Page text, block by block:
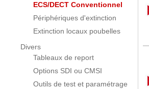
ECS/DECT Conventionnel
Périphériques d'extinction
Extinction locaux poubelles
Divers
Tableaux de report
Options SDI ou CMSI
Outils de test et paramétrage